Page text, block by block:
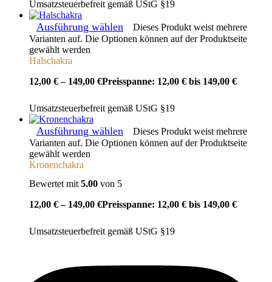
Umsatzsteuerbefreit gemäß UStG §19
Ausführung wählen
Dieses Produkt weist mehrere
Varianten auf. Die Optionen können auf der Produktseite
gewählt werden
Halschakra
12,00 € – 149,00 €Preisspanne: 12,00 € bis 149,00 €
Umsatzsteuerbefreit gemäß UStG §19
Ausführung wählen
Dieses Produkt weist mehrere
Varianten auf. Die Optionen können auf der Produktseite
gewählt werden
Kronenchakra
Bewertet mit 5.00 von 5
12,00 € – 149,00 €Preisspanne: 12,00 € bis 149,00 €
Umsatzsteuerbefreit gemäß UStG §19